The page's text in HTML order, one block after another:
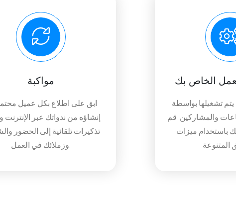
مواكبة
ابق على اطلاع بكل عميل
إنشاؤه من ندواتك عبر
تذكيرات تلقائية إلى الحضور
وزملائك في العمل.
الخاص بك
تشغيلها بواسطة
والمشاركين. قم
باستخدام ميزات